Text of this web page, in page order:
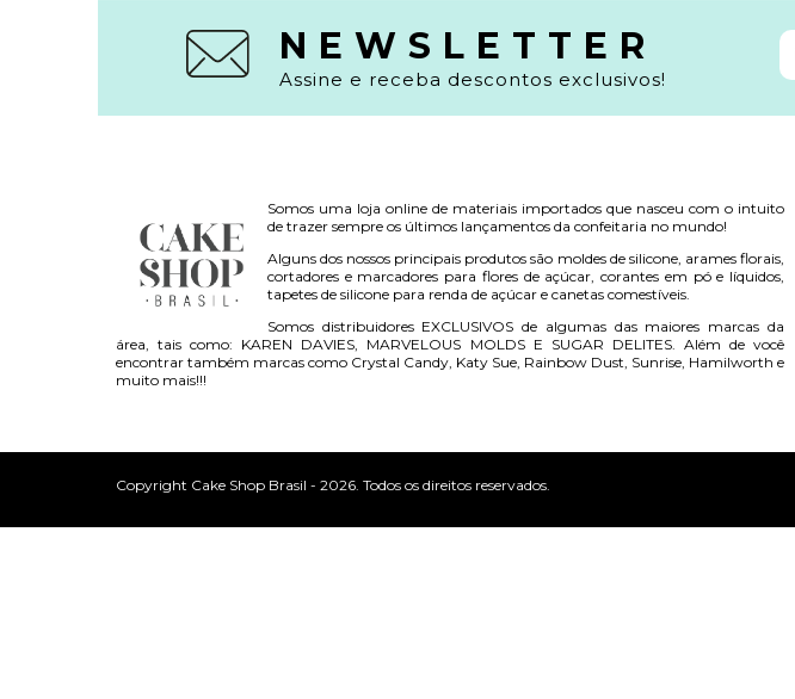
NEWSLETTER
Assine e receba descontos exclusivos!
Somos uma loja online de materiais importados que nasceu com o intuito
de trazer sempre os últimos lançamentos da confeitaria no mundo!
Alguns dos nossos principais produtos são moldes de silicone, arames florais,
cortadores e marcadores para flores de açúcar, corantes em pó e líquidos,
tapetes de silicone para renda de açúcar e canetas comestíveis.
Somos distribuidores EXCLUSIVOS de algumas das maiores marcas da
área, tais como: KAREN DAVIES, MARVELOUS MOLDS E SUGAR DELITES. Além de você
encontrar também marcas como Crystal Candy, Katy Sue, Rainbow Dust, Sunrise, Hamilworth e
muito mais!!!
Copyright Cake Shop Brasil - 2026. Todos os direitos reservados.